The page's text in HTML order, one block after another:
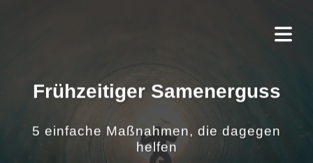
Frühzeitiger Samenerguss
5 einfache Maßnahmen, die dagegen
helfen